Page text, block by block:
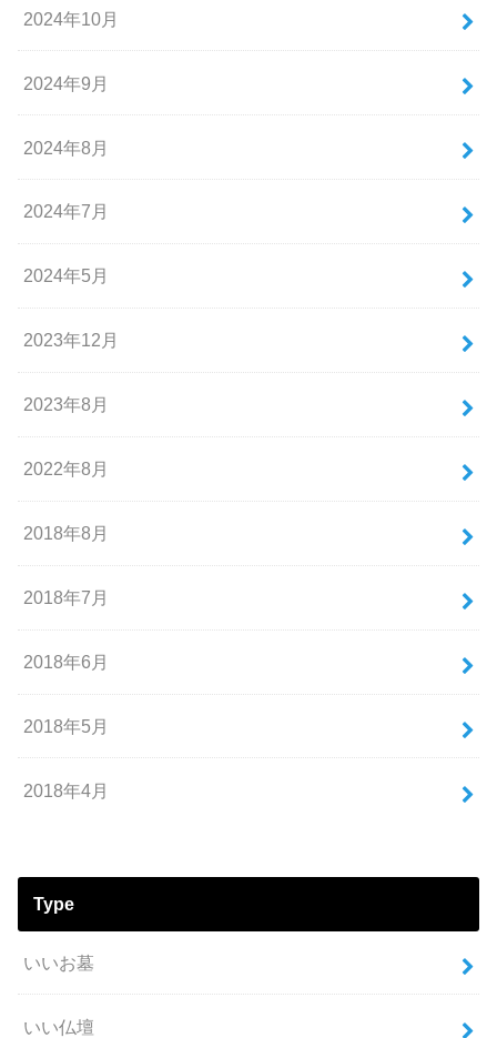
2024年10月
2024年9月
2024年8月
2024年7月
2024年5月
2023年12月
2023年8月
2022年8月
2018年8月
2018年7月
2018年6月
2018年5月
2018年4月
Type
いいお墓
いい仏壇